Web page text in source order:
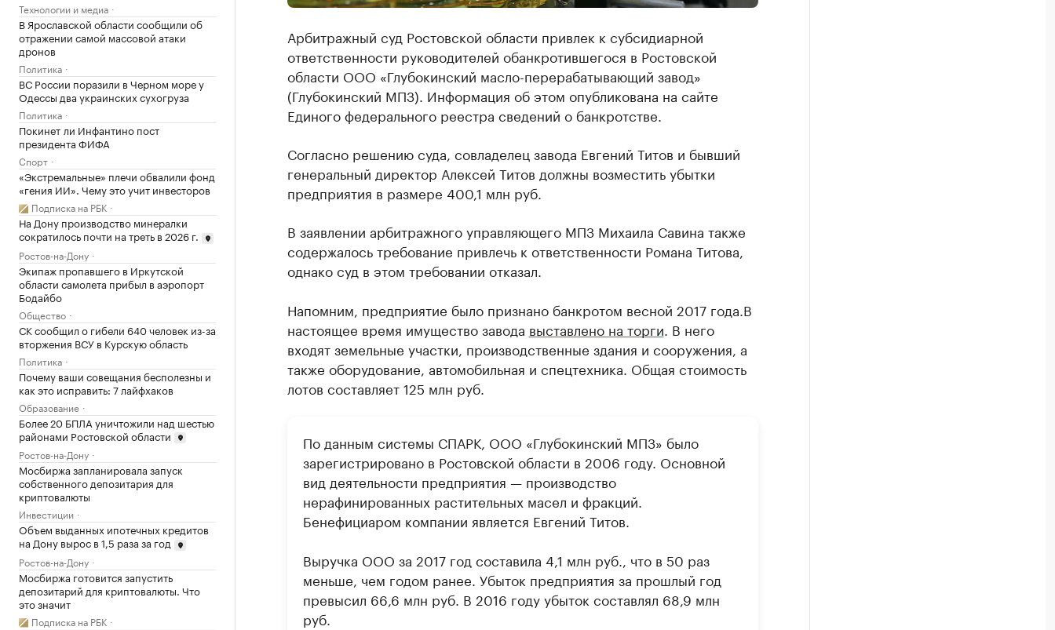
Технологии и медиа
В Ярославской области сообщили об
отражении самой массовой атаки
дронов
Политика
ВС России поразили в Черном море у
Одессы два украинских сухогруза
Политика
Покинет ли Инфантино пост
президента ФИФА
Спорт
«Экстремальные» плечи обвалили фонд
«гения ИИ». Чему это учит инвесторов
Подписка на РБК
На Дону производство минералки
сократилось почти на треть в 2026 г.
Ростов-на-Дону
Экипаж пропавшего в Иркутской
области самолета прибыл в аэропорт
Бодайбо
Общество
СК сообщил о гибели 640 человек из-за
вторжения ВСУ в Курскую область
Политика
Почему ваши совещания бесполезны и
как это исправить: 7 лайфхаков
Образование
Более 20 БПЛА уничтожили над шестью
районами Ростовской области
Ростов-на-Дону
Мосбиржа запланировала запуск
собственного депозитария для
криптовалюты
Инвестиции
Объем выданных ипотечных кредитов
на Дону вырос в 1,5 раза за год
Ростов-на-Дону
Мосбиржа готовится запустить
депозитарий для криптовалюты. Что
это значит
Подписка на РБК
Арбитражный суд Ростовской области привлек к субсидиарной
ответственности руководителей обанкротившегося в Ростовской
области ООО «Глубокинский масло-перерабатывающий завод»
(Глубокинский МПЗ). Информация об этом опубликована на сайте
Единого федерального реестра сведений о банкротстве.
Согласно решению суда, совладелец завода Евгений Титов и бывший
генеральный директор Алексей Титов должны возместить убытки
предприятия в размере 400,1 млн руб.
В заявлении арбитражного управляющего МПЗ Михаила Савина также
содержалось требование привлечь к ответственности Романа Титова,
однако суд в этом требовании отказал.
Напомним, предприятие было признано банкротом весной 2017 года.В
настоящее время имущество завода выставлено на торги. В него
входят земельные участки, производственные здания и сооружения, а
также оборудование, автомобильная и спецтехника. Общая стоимость
лотов составляет 125 млн руб.
По данным системы СПАРК, ООО «Глубокинский МПЗ» было
зарегистрировано в Ростовской области в 2006 году. Основной
вид деятельности предприятия — производство
нерафинированных растительных масел и фракций.
Бенефициаром компании является Евгений Титов.
Выручка ООО за 2017 год составила 4,1 млн руб., что в 50 раз
меньше, чем годом ранее. Убыток предприятия за прошлый год
превысил 66,6 млн руб. В 2016 году убыток составлял 68,9 млн
руб.